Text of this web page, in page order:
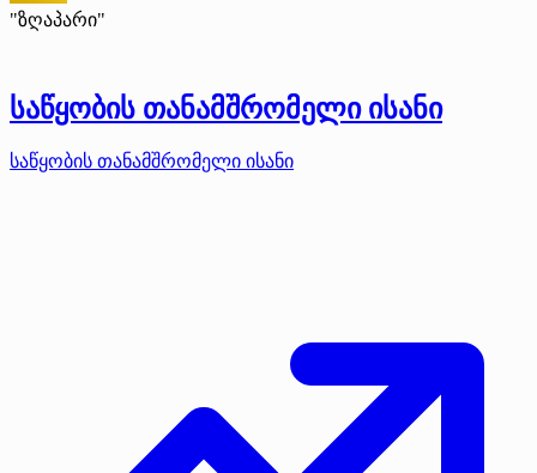
"ზღაპარი"
საწყობის თანამშრომელი ისანი
საწყობის თანამშრომელი ისანი